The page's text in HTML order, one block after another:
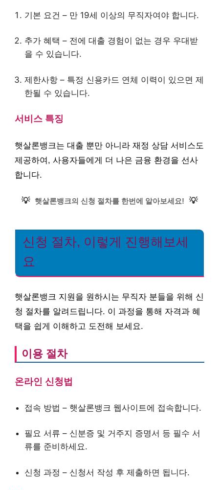
기본 요건 – 만 19세 이상의 무직자여야 합니다.
추가 혜택 – 전에 대출 경험이 없는 경우 우대받
을 수 있습니다.
제한사항 – 특정 신용카드 연체 이력이 있으면 제
한될 수 있습니다.
서비스 특징
햇살론뱅크는 대출 뿐만 아니라 재정 상담 서비스도
제공하여, 사용자들에게 더 나은 금융 환경을 선사
합니다.
💡 햇살론뱅크의 신청 절차를 한번에 알아보세요! 💡
신청 절차, 이렇게 진행해보세
요
햇살론뱅크 지원을 원하시는 무직자 분들을 위해 신
청 절차를 알려드립니다. 이 과정을 통해 자격과 혜
택을 쉽게 이해하고 도전해 보세요.
이용 절차
온라인 신청법
접속 방법 – 햇살론뱅크 웹사이트에 접속합니다.
필요 서류 – 신분증 및 거주지 증명서 등 필수 서
류를 준비하세요.
신청 과정 – 신청서 작성 후 제출하면 됩니다.